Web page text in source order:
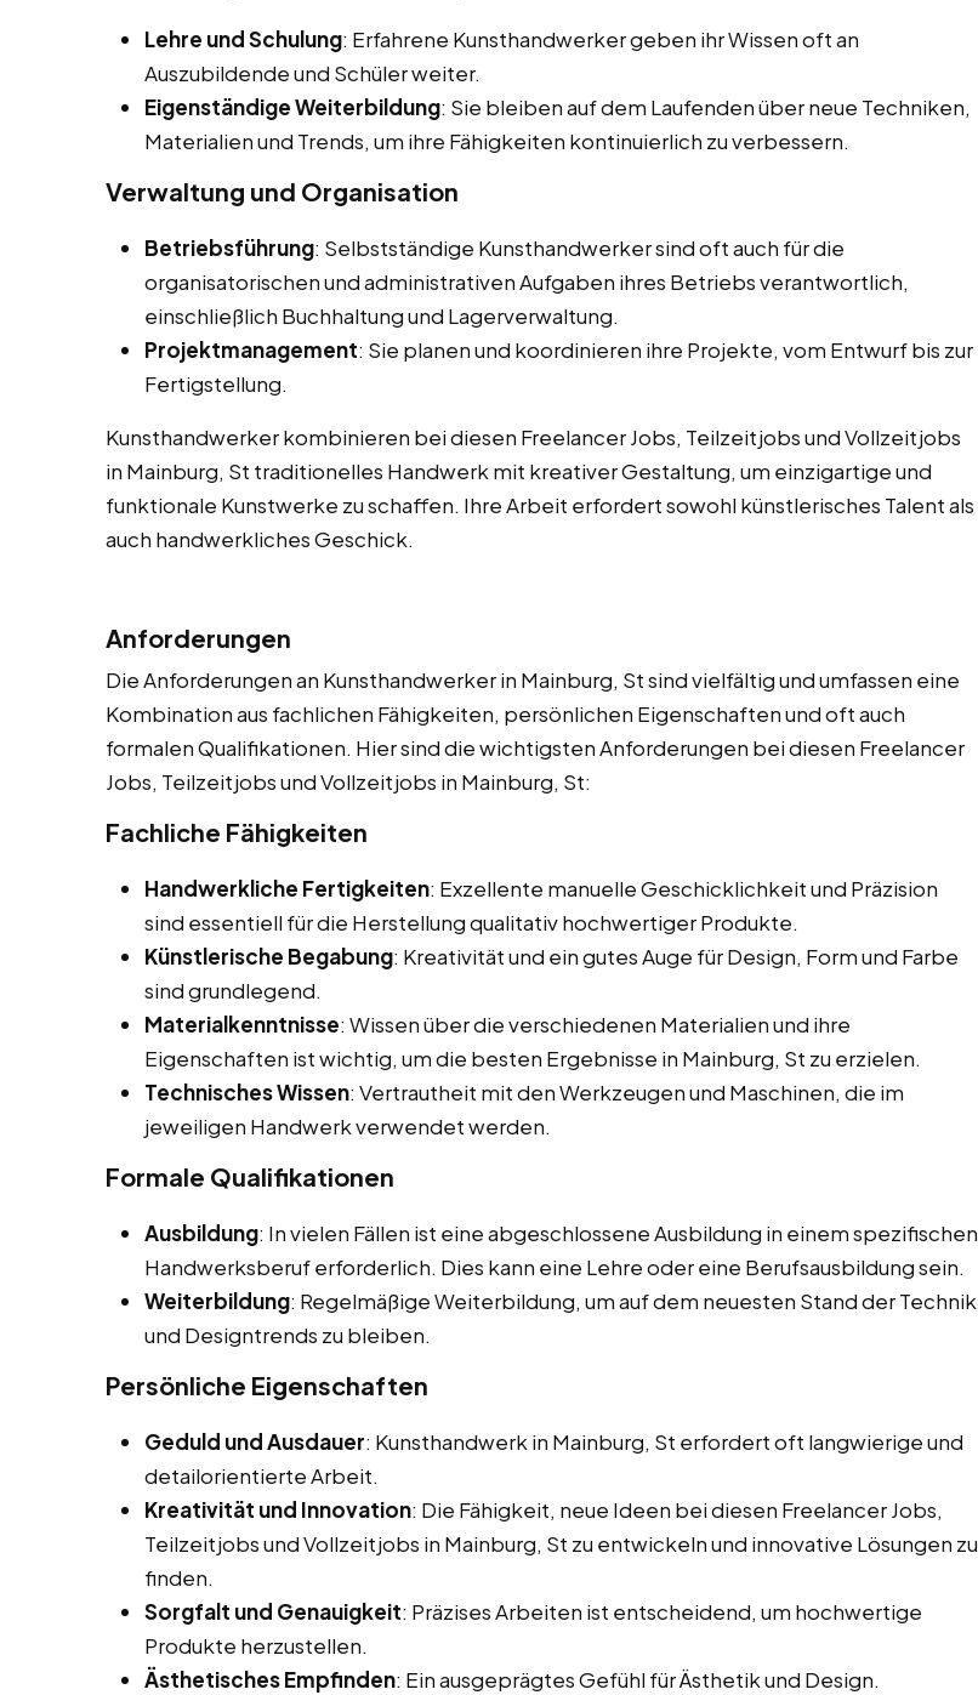
Lehre und Schulung: Erfahrene Kunsthandwerker geben ihr Wissen oft an
Auszubildende und Schüler weiter.
Eigenständige Weiterbildung: Sie bleiben auf dem Laufenden über neue Techniken,
Materialien und Trends, um ihre Fähigkeiten kontinuierlich zu verbessern.
Verwaltung und Organisation
Betriebsführung: Selbstständige Kunsthandwerker sind oft auch für die
organisatorischen und administrativen Aufgaben ihres Betriebs verantwortlich,
einschließlich Buchhaltung und Lagerverwaltung.
Projektmanagement: Sie planen und koordinieren ihre Projekte, vom Entwurf bis zur
Fertigstellung.
Kunsthandwerker kombinieren bei diesen Freelancer Jobs, Teilzeitjobs und Vollzeitjobs
in Mainburg, St traditionelles Handwerk mit kreativer Gestaltung, um einzigartige und
funktionale Kunstwerke zu schaffen. Ihre Arbeit erfordert sowohl künstlerisches Talent als
auch handwerkliches Geschick.
Anforderungen
Die Anforderungen an Kunsthandwerker in Mainburg, St sind vielfältig und umfassen eine
Kombination aus fachlichen Fähigkeiten, persönlichen Eigenschaften und oft auch
formalen Qualifikationen. Hier sind die wichtigsten Anforderungen bei diesen Freelancer
Jobs, Teilzeitjobs und Vollzeitjobs in Mainburg, St:
Fachliche Fähigkeiten
Handwerkliche Fertigkeiten: Exzellente manuelle Geschicklichkeit und Präzision
sind essentiell für die Herstellung qualitativ hochwertiger Produkte.
Künstlerische Begabung: Kreativität und ein gutes Auge für Design, Form und Farbe
sind grundlegend.
Materialkenntnisse: Wissen über die verschiedenen Materialien und ihre
Eigenschaften ist wichtig, um die besten Ergebnisse in Mainburg, St zu erzielen.
Technisches Wissen: Vertrautheit mit den Werkzeugen und Maschinen, die im
jeweiligen Handwerk verwendet werden.
Formale Qualifikationen
Ausbildung: In vielen Fällen ist eine abgeschlossene Ausbildung in einem spezifischen
Handwerksberuf erforderlich. Dies kann eine Lehre oder eine Berufsausbildung sein.
Weiterbildung: Regelmäßige Weiterbildung, um auf dem neuesten Stand der Technik
und Designtrends zu bleiben.
Persönliche Eigenschaften
Geduld und Ausdauer: Kunsthandwerk in Mainburg, St erfordert oft langwierige und
detailorientierte Arbeit.
Kreativität und Innovation: Die Fähigkeit, neue Ideen bei diesen Freelancer Jobs,
Teilzeitjobs und Vollzeitjobs in Mainburg, St zu entwickeln und innovative Lösungen zu
finden.
Sorgfalt und Genauigkeit: Präzises Arbeiten ist entscheidend, um hochwertige
Produkte herzustellen.
Ästhetisches Empfinden: Ein ausgeprägtes Gefühl für Ästhetik und Design.